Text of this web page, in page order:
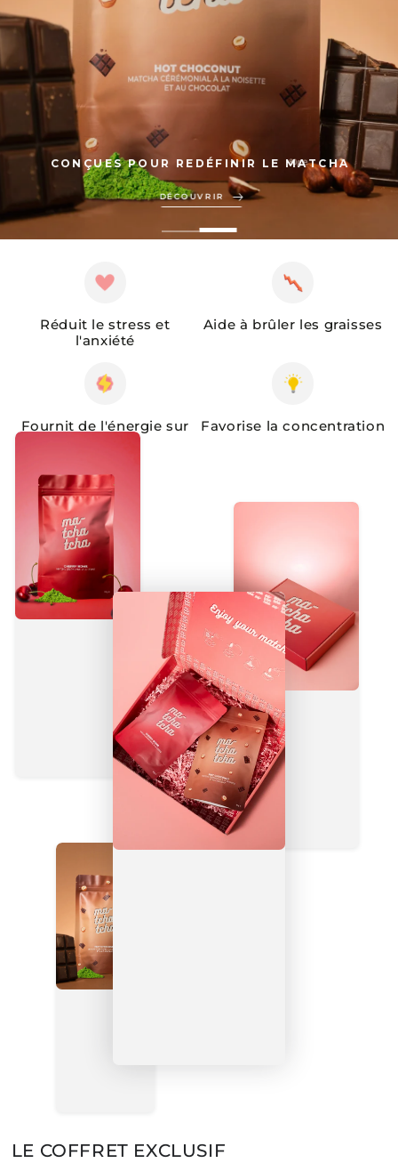
DÉCOUVRIR
CONÇUES POUR REDÉFINIR LE MATCHA
DÉCOUVRIR
Réduit le stress et
l'anxiété
Aide à brûler les graisses
Fournit de l'énergie sur
Favorise la concentration
LE COFFRET EXCLUSIF